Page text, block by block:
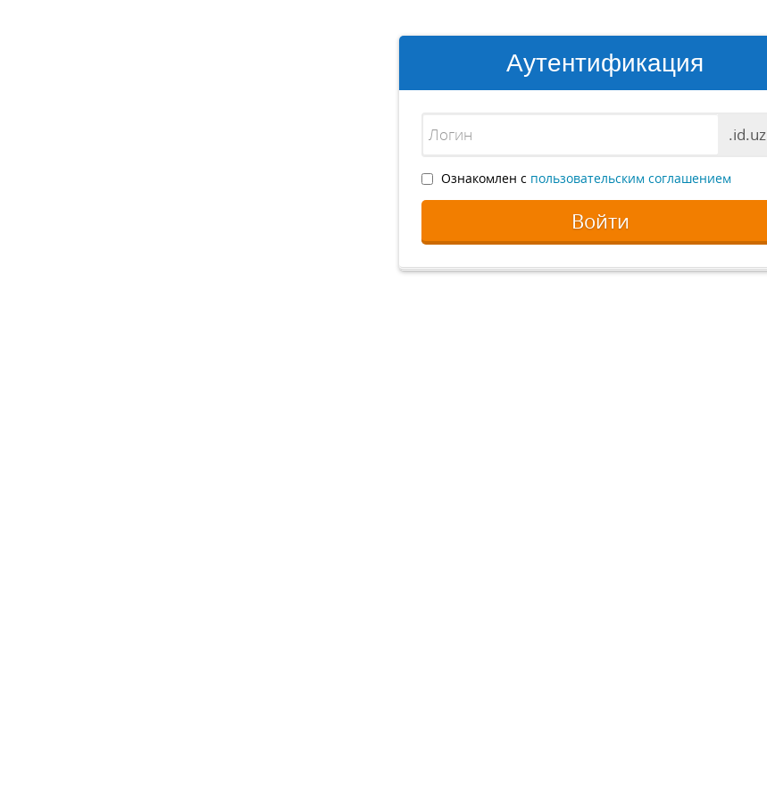
Аутентификация
.id.uz
Ознакомлен с пользовательским соглашением
Войти